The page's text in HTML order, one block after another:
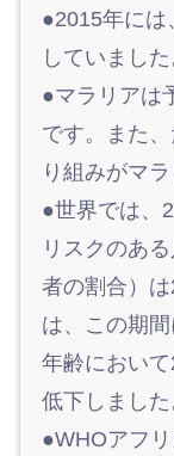
●2015年には
していました
●マラリアは
です。また
り組みがマ
●世界では、
リスクのあ
者の割合）
は、この期
年齢におい
低下しました
●WHOアフ